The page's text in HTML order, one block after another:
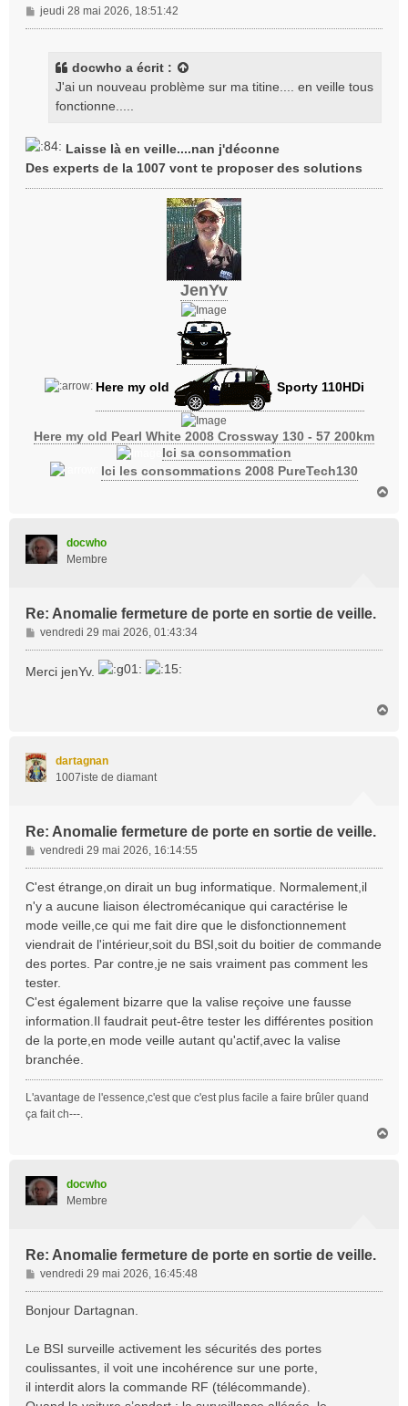
M
e
jeudi 28 mai 2026, 18:51:42
docwho a écrit :
J'ai un nouveau problème sur ma titine.... en veille tous
fonctionne.....
Laisse là en veille....nan j'déconne
Des experts de la 1007 vont te proposer des solutions
JenYv
Here my old Sporty 110HDi
Here my old Pearl White 2008 Crossway 130 - 57 200km
Ici sa consommation
Ici les consommations 2008 PureTech130
docwho
Membre
Re: Anomalie fermeture de porte en sortie de veille.
M
e
vendredi 29 mai 2026, 01:43:34
Merci jenYv.
dartagnan
1007iste de diamant
Re: Anomalie fermeture de porte en sortie de veille.
M
e
s
a
g
e
vendredi 29 mai 2026, 16:14:55
C'est étrange,on dirait un bug informatique. Normalement,il
n'y a aucune liaison électromécanique qui caractérise le
mode veille,ce qui me fait dire que le disfonctionnement
viendrait de l'intérieur,soit du BSI,soit du boitier de commande
des portes. Par contre,je ne sais vraiment pas comment les
tester.
C'est également bizarre que la valise reçoive une fausse
information.Il faudrait peut-être tester les différentes position
de la porte,en mode veille autant qu'actif,avec la valise
branchée.
L'avantage de l'essence,c'est que c'est plus facile a faire brûler quand
ça fait ch---.
docwho
Membre
Re: Anomalie fermeture de porte en sortie de veille.
M
e
s
g
e
vendredi 29 mai 2026, 16:45:48
Bonjour Dartagnan.
Le BSI surveille activement les sécurités des portes
coulissantes, il voit une incohérence sur une porte,
il interdit alors la commande RF (télécommande).